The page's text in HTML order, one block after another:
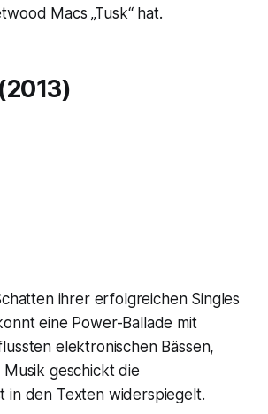
Macs „Tusk“ hat.
ihrer erfolgreichen Singles
eine Power-Ballade mit
elektronischen Bässen,
geschickt die
in den Texten widerspiegelt.